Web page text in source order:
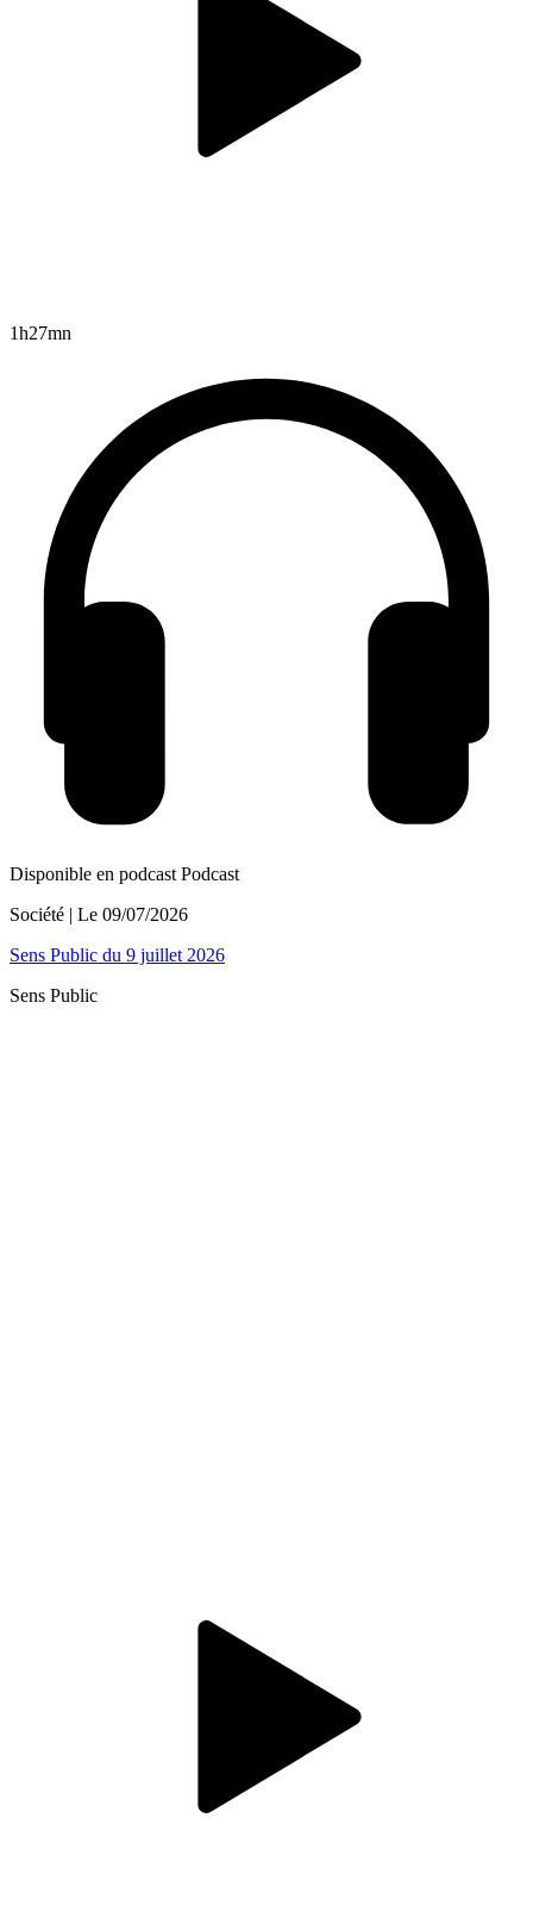
1h27mn
Disponible en podcast Podcast
Société | Le 09/07/2026
Sens Public du 9 juillet 2026
Sens Public